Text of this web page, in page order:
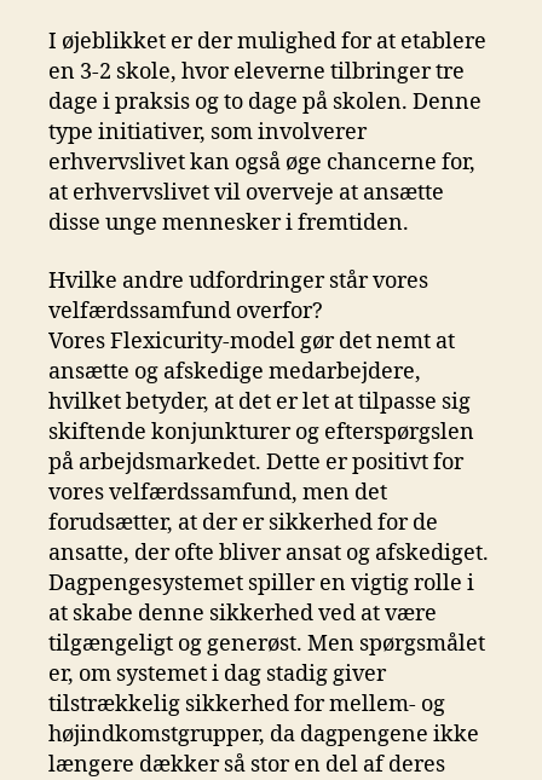
I øjeblikket er der mulighed for at etablere
en 3-2 skole, hvor eleverne tilbringer tre
dage i praksis og to dage på skolen. Denne
type initiativer, som involverer
erhvervslivet kan også øge chancerne for,
at erhvervslivet vil overveje at ansætte
disse unge mennesker i fremtiden.
Hvilke andre udfordringer står vores
velfærdssamfund overfor?
Vores Flexicurity-model gør det nemt at
ansætte og afskedige medarbejdere,
hvilket betyder, at det er let at tilpasse sig
skiftende konjunkturer og efterspørgslen
på arbejdsmarkedet. Dette er positivt for
vores velfærdssamfund, men det
forudsætter, at der er sikkerhed for de
ansatte, der ofte bliver ansat og afskediget.
Dagpengesystemet spiller en vigtig rolle i
at skabe denne sikkerhed ved at være
tilgængeligt og generøst. Men spørgsmålet
er, om systemet i dag stadig giver
tilstrækkelig sikkerhed for mellem- og
højindkomstgrupper, da dagpengene ikke
længere dækker så stor en del af deres